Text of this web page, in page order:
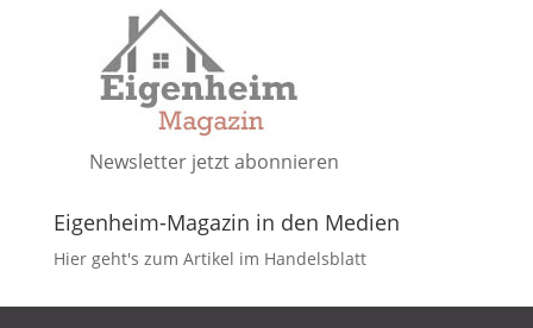
Newsletter jetzt abonnieren
Eigenheim-Magazin in den Medien
Hier geht's zum Artikel im Handelsblatt
DATENSCHUTZ